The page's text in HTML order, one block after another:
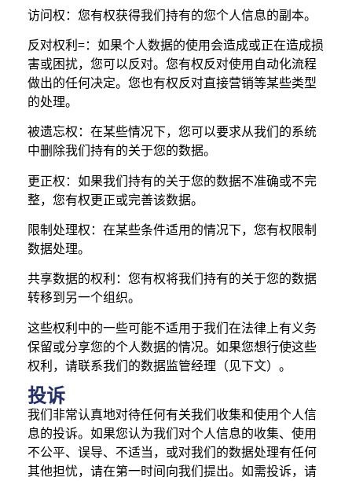
访问权：您有权获得我们持有的您个人信息的副本。
反对权利=：如果个人数据的使用会造成或正在造成损
害或困扰，您可以反对。您有权反对使用自动化流程
做出的任何决定。您也有权反对直接营销等某些类型
的处理。
被遗忘权：在某些情况下，您可以要求从我们的系统
中删除我们持有的关于您的数据。
更正权：如果我们持有的关于您的数据不准确或不完
整，您有权更正或完善该数据。
限制处理权：在某些条件适用的情况下，您有权限制
数据处理。
共享数据的权利：您有权将我们持有的关于您的数据
转移到另一个组织。
这些权利中的一些可能不适用于我们在法律上有义务
保留或分享您的个人数据的情况。如果您想行使这些
权利，请联系我们的数据监管经理（见下文）。
投诉
我们非常认真地对待任何有关我们收集和使用个人信
息的投诉。如果您认为我们对个人信息的收集、使用
不公平、误导、不适当，或对我们的数据处理有任何
其他担忧，请在第一时间向我们提出。如需投诉，请